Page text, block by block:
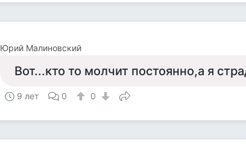
Юрий Малиновский
Вот...кто то молчит постоянно,а я
9 лет 0 0